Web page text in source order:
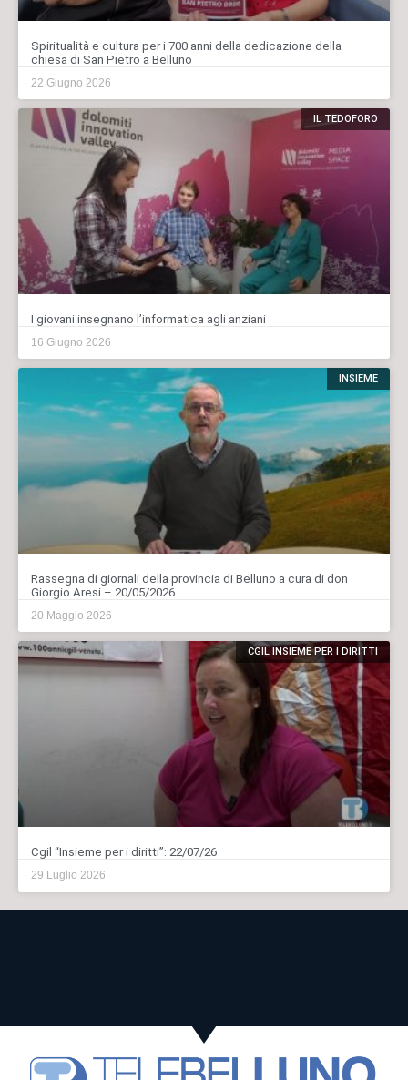
Spiritualità e cultura per i 700 anni della dedicazione della
chiesa di San Pietro a Belluno
22 Giugno 2026
IL TEDOFORO
I giovani insegnano l’informatica agli anziani
16 Giugno 2026
INSIEME
Rassegna di giornali della provincia di Belluno a cura di don
Giorgio Aresi – 20/05/2026
20 Maggio 2026
CGIL INSIEME PER I DIRITTI
Cgil “Insieme per i diritti”: 22/07/26
29 Luglio 2026